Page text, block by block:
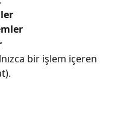
bir işlem içeren